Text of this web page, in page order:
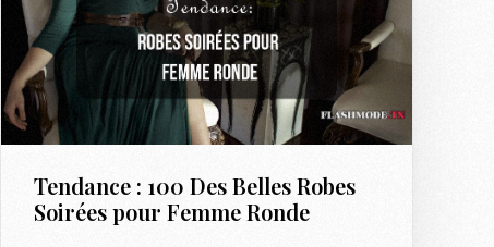
Tendance : 100 Des Belles Robes
Soirées pour Femme Ronde